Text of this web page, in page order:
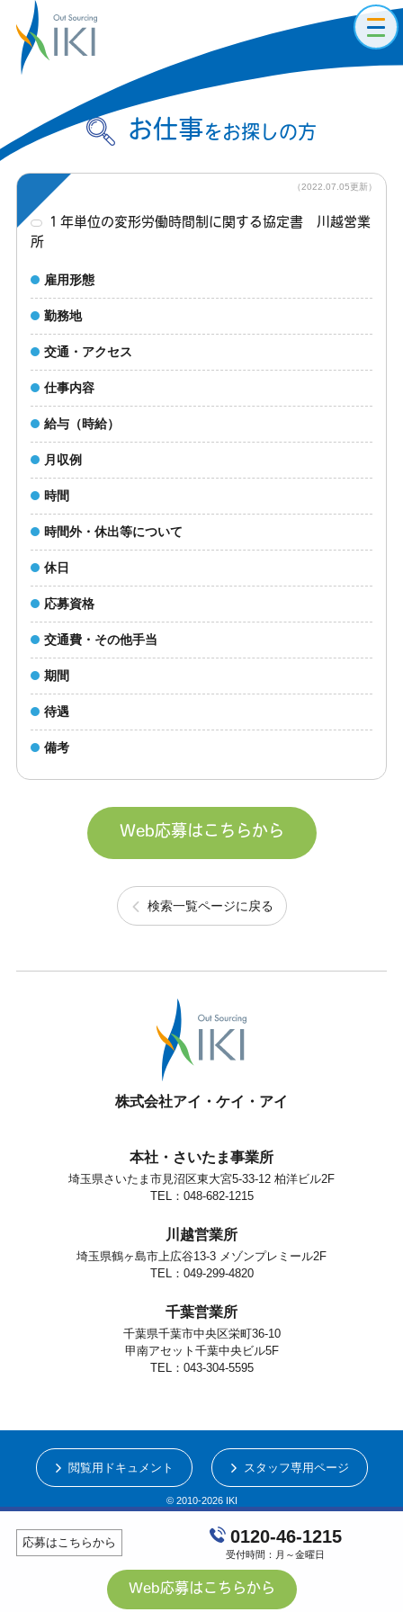
お仕事をお探しの方
１年単位の変形労働時間制に関する協定書 川越営業
所
雇用形態
勤務地
交通・アクセス
仕事内容
給与（時給）
月収例
時間
時間外・休出等について
休日
応募資格
交通費・その他手当
期間
待遇
備考
（2022.07.05更新）
Web応募はこちらから
検索一覧ページに戻る
株式会社アイ・ケイ・アイ
本社・さいたま事業所
埼玉県さいたま市見沼区東大宮5-33-12 柏洋ビル2F
TEL：048-682-1215
川越営業所
埼玉県鶴ヶ島市上広谷13-3 メゾンプレミール2F
TEL：049-299-4820
千葉営業所
千葉県千葉市中央区栄町36-10
甲南アセット千葉中央ビル5F
TEL：043-304-5595
© 2010-2026 IKI
閲覧用ドキュメント スタッフ専用ページ
応募はこちらから 0120-46-1215
受付時間：月～金曜日
Web応募はこちらから